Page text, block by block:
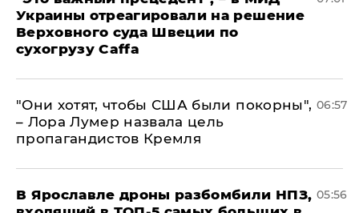
Украины отреагировали на решение
Верховного суда Швеции по
сухогрузу Caffa
"Они хотят, чтобы США были покорны",
– Лора Лумер назвала цель
пропагандистов Кремля
06:57
В Ярославле дроны разбомбили НПЗ, 05:56